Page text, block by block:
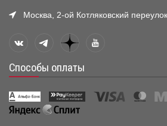
Москва, 2-ой Котляковский
Способы оплаты